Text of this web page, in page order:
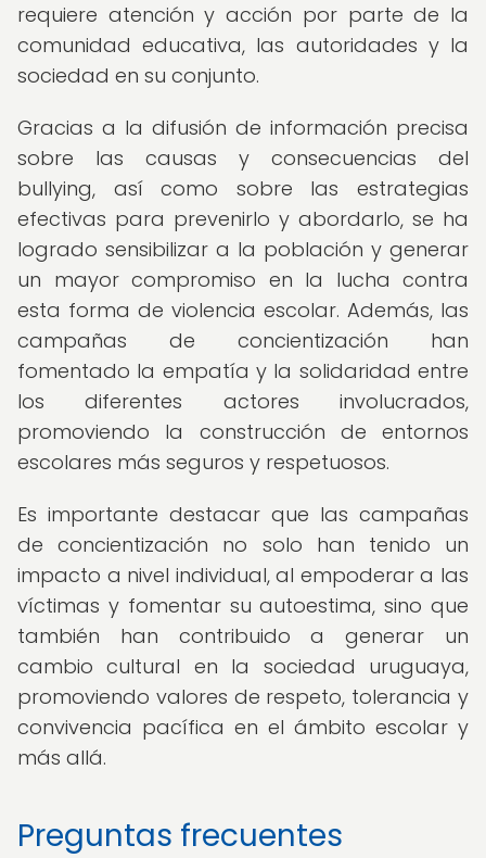
requiere atención y acción por parte de la
comunidad educativa, las autoridades y la
sociedad en su conjunto.
Gracias a la difusión de información precisa
sobre las causas y consecuencias del
bullying, así como sobre las estrategias
efectivas para prevenirlo y abordarlo, se ha
logrado sensibilizar a la población y generar
un mayor compromiso en la lucha contra
esta forma de violencia escolar. Además, las
campañas de concientización han
fomentado la empatía y la solidaridad entre
los diferentes actores involucrados,
promoviendo la construcción de entornos
escolares más seguros y respetuosos.
Es importante destacar que las campañas
de concientización no solo han tenido un
impacto a nivel individual, al empoderar a las
víctimas y fomentar su autoestima, sino que
también han contribuido a generar un
cambio cultural en la sociedad uruguaya,
promoviendo valores de respeto, tolerancia y
convivencia pacífica en el ámbito escolar y
más allá.
Preguntas frecuentes